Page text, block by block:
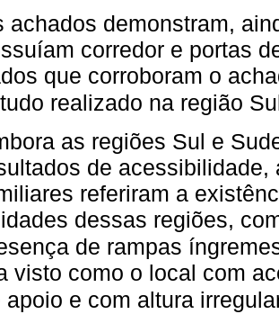
achados demonstram,
corredor e portas
que corroboram o
realizado na região
as regiões Sul e
de
referiram a
dessas regiões,
de rampas
visto como o local com
apoio e com altura